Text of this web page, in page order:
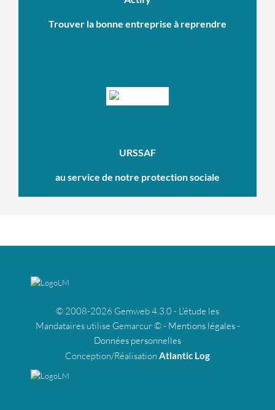
Trouver la bonne entreprise à reprendre
URSSAF
au service de notre protection sociale
© 2008-2026 Gemweb 4.3.0 - L'étude les
Mandataires utilise Gemarcur © - Mentions légales-
Données personnelles
Conception/Réalisation Atlantic Log